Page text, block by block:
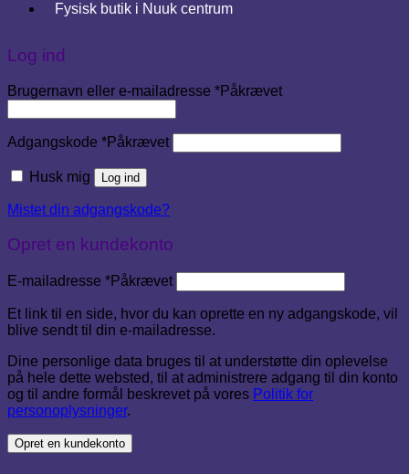
Fysisk butik i Nuuk centrum
Log ind
Brugernavn eller e-mailadresse *Påkrævet
Adgangskode *Påkrævet
Husk mig Log ind
Mistet din adgangskode?
Opret en kundekonto
E-mailadresse *Påkrævet
Et link til en side, hvor du kan oprette en ny adgangskode, vil
blive sendt til din e-mailadresse.
Dine personlige data bruges til at understøtte din oplevelse
på hele dette websted, til at administrere adgang til din konto
og til andre formål beskrevet på vores Politik for
personoplysninger.
Opret en kundekonto